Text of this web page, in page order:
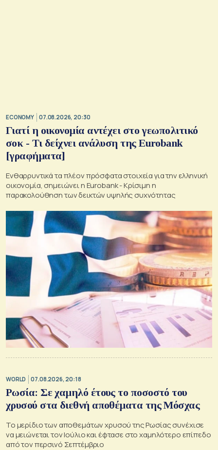
ECONOMY 07.08.2026, 20:30
Γιατί η οικονομία αντέχει στο γεωπολιτικό
σοκ - Τι δείχνει ανάλυση της Eurobank
[γραφήματα]
Ενθαρρυντικά τα πλέον πρόσφατα στοιχεία για την ελληνική
οικονομία, σημειώνει η Eurobank - Kρίσιμη η
παρακολούθηση των δεικτών υψηλής συχνότητας
WORLD 07.08.2026, 20:18
Ρωσία: Σε χαμηλό έτους το ποσοστό του
χρυσού στα διεθνή αποθέματα της Μόσχας
Το μερίδιο των αποθεμάτων χρυσού της Ρωσίας συνέχισε
να μειώνεται τον Ιούλιο και έφτασε στο χαμηλότερο επίπεδο
από τον περσινό Σεπτέμβριο